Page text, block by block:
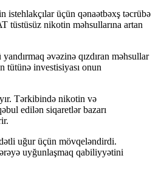
istehlakçılar üçün qənaətbəxş təcrübə
tüstüsüz nikotin məhsullarına artan
əvəzinə qızdıran məhsullar
tütünə investisiyası onun
Tərkibində nikotin və
edilən siqaretlər bazarı
uğur üçün mövqeləndirdi.
uyğunlaşmaq qabiliyyətini